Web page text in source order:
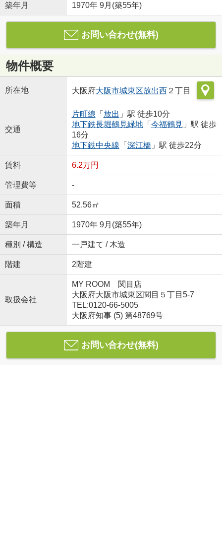
築年月 1970年 9月(築55年)
お問い合わせ(無料)
物件概要
所在地 大阪府大阪市城東区放出西２丁目
交通
片町線 「 放出 」駅 徒歩10分
地下鉄長堀鶴見緑地「 今福鶴見 」駅 徒歩
16分
地下鉄中央線 「 深江橋 」駅 徒歩22分
賃料 6.2万円
管理費等 -
面積 52.56㎡
築年月 1970年 9月(築55年)
種別 / 構造 一戸建て / 木造
階建 2階建
取扱会社
MY ROOM 関目店
大阪府大阪市城東区関目５丁目5-7
TEL:0120-66-5005
大阪府知事 (5) 第48769号
お問い合わせ(無料)